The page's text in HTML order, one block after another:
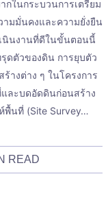
ในกระบวนการเตรียม
ามมั่นคงและความยั่งยืน
นินงานที่ดีในขั้นตอนนี้
ดตัวของดิน การยุบตัว
างต่าง ๆ ในโครงการ
ละบดอัดดินก่อนสร้าง
พื้นที่ (Site Survey…
READ